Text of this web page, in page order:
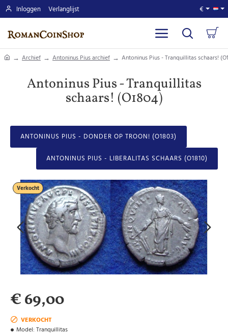
Inloggen Verlanglijst €
homeArchief Antoninus Pius archief Antoninus Pius - Tranquillitas schaars!
Antoninus Pius - Tranquillitas
schaars! (O1804)
ANTONINUS PIUS - DONDER OP TROON! (O1803)
ANTONINUS PIUS - LIBERALITAS SCHAARS (O1810)
Verkocht
VERKOCHT
Model: Tranquillitas
€ 69,00